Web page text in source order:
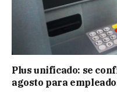
Plus unificado: se
agosto para